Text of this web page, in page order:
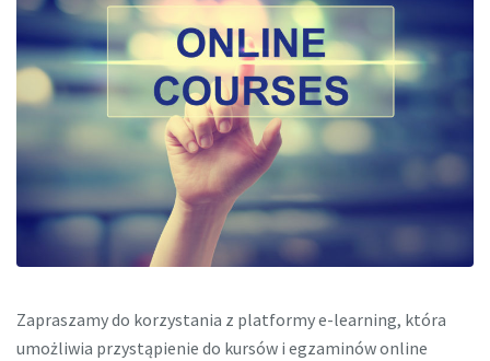
Zapraszamy do korzystania z platformy e-learning, która
umożliwia przystąpienie do kursów i egzaminów online